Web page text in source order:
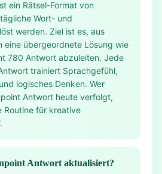
ein Rätsel-Format von
Wort- und
werden. Ziel ist es, aus
eine übergeordnete Lösung wie
780 Antwort abzuleiten. Jede
trainiert Sprachgefühl,
logisches Denken. Wer
Antwort heute verfolgt,
Routine für kreative
Antwort aktualisiert?